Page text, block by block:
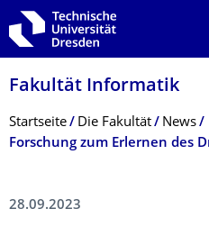
Zur Hauptnavigation springen
Zur Suche springen
Zum Inhalt springen
Fakultät Informatik
Breadcrumb-Menü
Startseite Die Fakultät
News
28.09.2023